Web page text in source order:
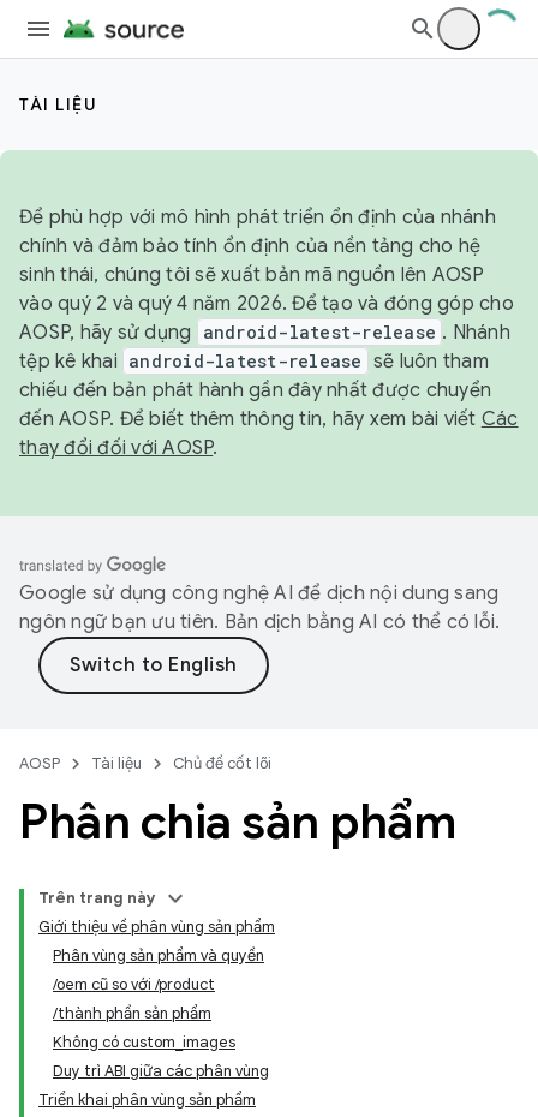
TÀI LIỆU
Để phù hợp với mô hình phát triển ổn định của nhánh
chính và đảm bảo tính ổn định của nền tảng cho hệ
sinh thái, chúng tôi sẽ xuất bản mã nguồn lên AOSP
vào quý 2 và quý 4 năm 2026. Để tạo và đóng góp cho
AOSP, hãy sử dụng
android-latest-release . Nhánh
tệp kê khai android-latest-release sẽ luôn tham
chiếu đến bản phát hành gần đây nhất được chuyển
đến AOSP. Để biết thêm thông tin, hãy xem bài viết Các
thay đổi đối với AOSP.
Google sử dụng công nghệ AI để dịch nội dung sang
ngôn ngữ bạn ưu tiên. Bản dịch bằng AI có thể có lỗi.
AOSP Tài liệu Chủ đề cốt lõi
Phân chia sản phẩm
Trên trang này
Giới thiệu về phân vùng sản phẩm
Phân vùng sản phẩm và quyền
/oem cũ so với /product
/thành phần sản phẩm
Không có custom_images
Duy trì ABI giữa các phân vùng
Triển khai phân vùng sản phẩm